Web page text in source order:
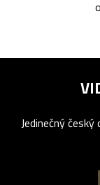
Jedinečný